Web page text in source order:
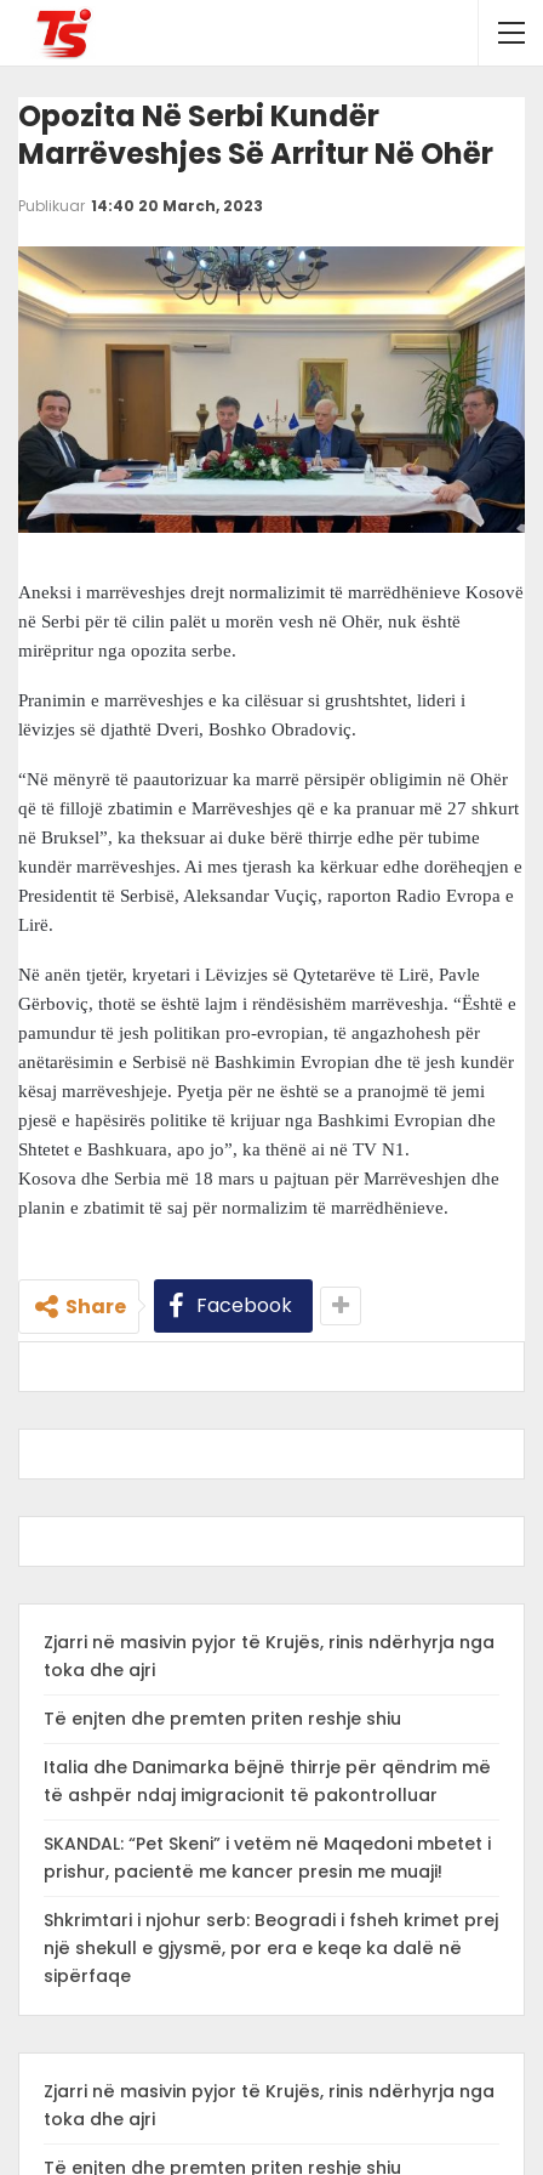
Opozita Në Serbi Kundër
Marrëveshjes Së Arritur Në Ohër
Publikuar 14:40 20 March, 2023
Aneksi i marrëveshjes drejt normalizimit të marrëdhënieve Kosovë
në Serbi për të cilin palët u morën vesh në Ohër, nuk është
mirëpritur nga opozita serbe.
Pranimin e marrëveshjes e ka cilësuar si grushtshtet, lideri i
lëvizjes së djathtë Dveri, Boshko Obradoviç.
“Në mënyrë të paautorizuar ka marrë përsipër obligimin në Ohër
që të fillojë zbatimin e Marrëveshjes që e ka pranuar më 27 shkurt
në Bruksel”, ka theksuar ai duke bërë thirrje edhe për tubime
kundër marrëveshjes. Ai mes tjerash ka kërkuar edhe dorëheqjen e
Presidentit të Serbisë, Aleksandar Vuçiç, raporton Radio Evropa e
Lirë.
Në anën tjetër, kryetari i Lëvizjes së Qytetarëve të Lirë, Pavle
Gërboviç, thotë se është lajm i rëndësishëm marrëveshja. “Është e
pamundur të jesh politikan pro-evropian, të angazhohesh për
anëtarësimin e Serbisë në Bashkimin Evropian dhe të jesh kundër
kësaj marrëveshjeje. Pyetja për ne është se a pranojmë të jemi
pjesë e hapësirës politike të krijuar nga Bashkimi Evropian dhe
Shtetet e Bashkuara, apo jo”, ka thënë ai në TV N1.
Kosova dhe Serbia më 18 mars u pajtuan për Marrëveshjen dhe
planin e zbatimit të saj për normalizim të marrëdhënieve.
Share Facebook
Zjarri në masivin pyjor të Krujës, rinis ndërhyrja nga
toka dhe ajri
Të enjten dhe premten priten reshje shiu
Italia dhe Danimarka bëjnë thirrje për qëndrim më
të ashpër ndaj imigracionit të pakontrolluar
SKANDAL: “Pet Skeni” i vetëm në Maqedoni mbetet i
prishur, pacientë me kancer presin me muaji!
Shkrimtari i njohur serb: Beogradi i fsheh krimet prej
një shekull e gjysmë, por era e keqe ka dalë në
sipërfaqe
Zjarri në masivin pyjor të Krujës, rinis ndërhyrja nga
toka dhe ajri
Të enjten dhe premten priten reshje shiu